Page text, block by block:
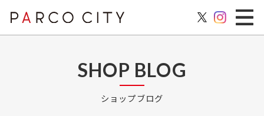
SHOP BLOG
ショップブログ